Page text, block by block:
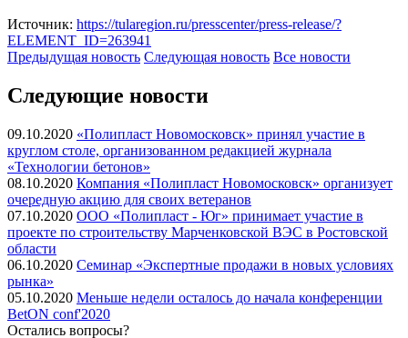
Источник: https://tularegion.ru/presscenter/press-release/?
ELEMENT_ID=263941
Предыдущая новость Следующая новость Все новости
Следующие новости
09.10.2020 «Полипласт Новомосковск» принял участие в
круглом столе, организованном редакцией журнала
«Технологии бетонов»
08.10.2020 Компания «Полипласт Новомосковск» организует
очередную акцию для своих ветеранов
07.10.2020 ООО «Полипласт - Юг» принимает участие в
проекте по строительству Марченковской ВЭС в Ростовской
области
06.10.2020 Семинар «Экспертные продажи в новых условиях
рынка»
05.10.2020 Меньше недели осталось до начала конференции
BetON conf'2020
Остались вопросы?